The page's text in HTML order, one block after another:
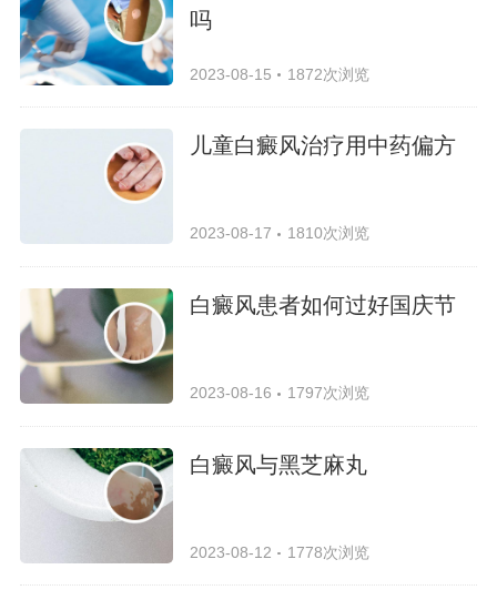
吗
2023-08-15 1872次浏览
儿童白癜风治疗用中药偏方
2023-08-17 1810次浏览
白癜风患者如何过好国庆节
2023-08-16 1797次浏览
白癜风与黑芝麻丸
2023-08-12 1778次浏览